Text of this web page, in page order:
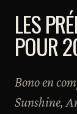
LES
POUR
Bono en
Sunshine,